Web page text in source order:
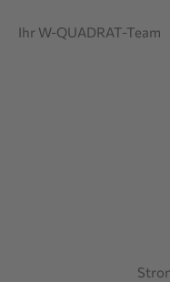
Ihr W-QUADRAT-Team